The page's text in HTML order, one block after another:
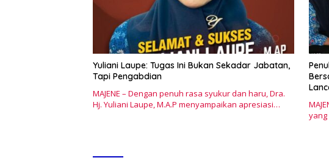
Yuliani Laupe: Tugas Ini Bukan Sekadar Jabatan,
Tapi Pengabdian
MAJENE – Dengan penuh rasa syukur dan haru, Dra.
Hj. Yuliani Laupe, M.A.P menyampaikan apresiasi…